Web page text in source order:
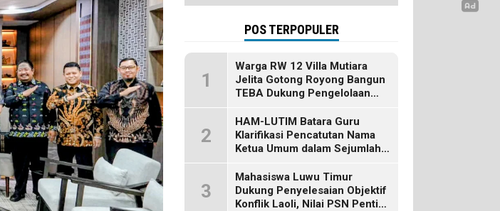
POS TERPOPULER
1
Warga RW 12 Villa Mutiara
Jelita Gotong Royong Bangun
TEBA Dukung Pengelolaan
2
HAM-LUTIM Batara Guru
Klarifikasi Pencatutan Nama
Ketua Umum dalam Sejumlah
3
Mahasiswa Luwu Timur
Dukung Penyelesaian Objektif
Konflik Laoli, Nilai PSN Penting